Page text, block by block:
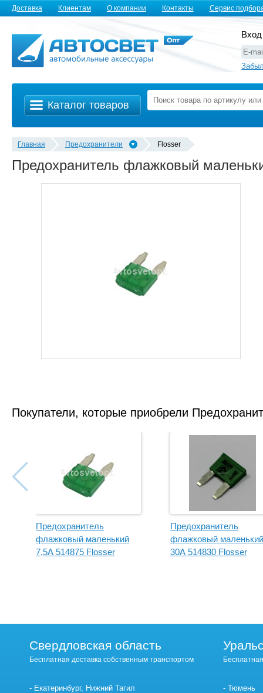
Доставка Клиентам О компании Контакты Сервис
Каталог товаров
Главная Предохранители Flosser
Предохранитель флажковый
Покупатели, которые приобрели
Предохранитель
флажковый маленький
7,5А 514875 Flosser
Предохранитель
флажковый маленький
30А 514830 Flosser
Свердловская область
Бесплатная доставка собственным транспортом
Екатеринбург, Нижний Тагил
Тюмень